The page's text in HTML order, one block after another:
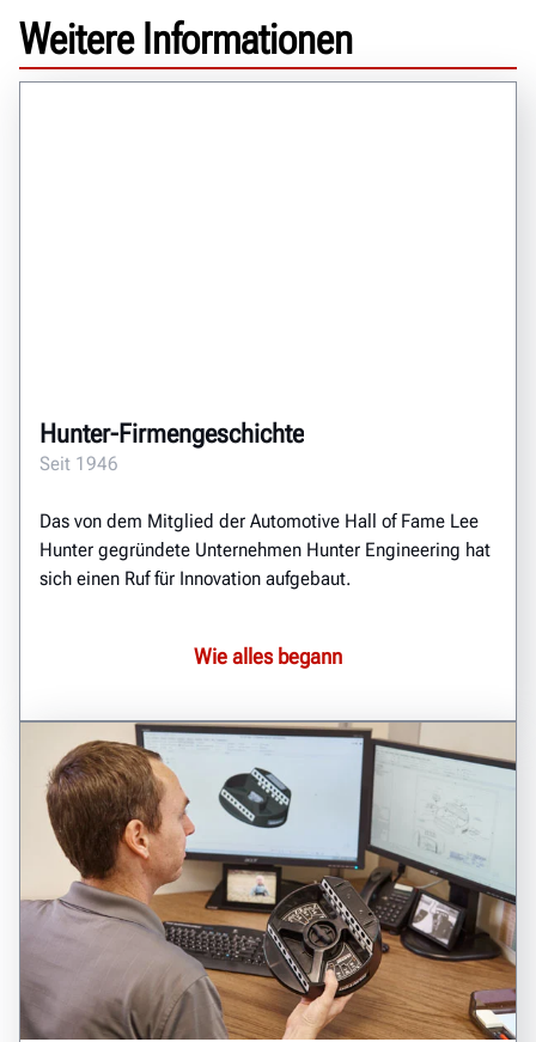
Weitere Informationen
Hunter-Firmengeschichte
Seit 1946
Das von dem Mitglied der Automotive Hall of Fame Lee
Hunter gegründete Unternehmen Hunter Engineering hat
sich einen Ruf für Innovation aufgebaut.
Wie alles begann